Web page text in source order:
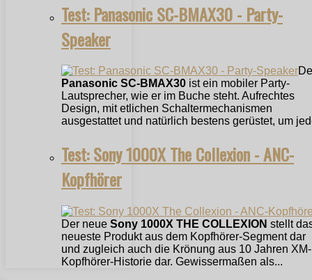
Test: Panasonic SC-BMAX30 - Party-
Speaker
Panasonic SC-BMAX30 ist ein mobiler Party-
Lautsprecher, wie er im Buche steht. Aufrechtes
Design, mit etlichen Schaltermechanismen
ausgestattet und natürlich bestens gerüstet, um
Test: Sony 1000X The Collexion - ANC-
Kopfhörer
Der neue Sony 1000X THE COLLEXION stellt
neueste Produkt aus dem Kopfhörer-Segment dar
und zugleich auch die Krönung aus 10 Jahren XM-
Kopfhörer-Historie dar. Gewissermaßen als...